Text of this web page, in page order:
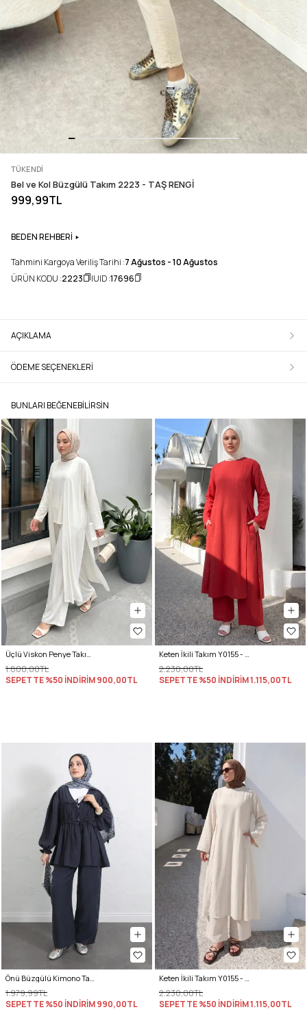
TÜKENDI
Bel ve Kol Büzgülü Takım 2223 - TAŞ RENGİ
999,99TL
BEDEN REHBERİ
Tahmini Kargoya Veriliş Tarihi :7 Ağustos - 10 Ağustos
ÜRÜN KODU :2223 UID :17696
AÇIKLAMA
ÖDEME SEÇENEKLERI
BUNLARI BEĞENEBILIRSIN
Üçlü Viskon Penye Takım 13205 - KREM
1.800,00TL
SEPETTE %50 İNDİRİM900,00TL
Keten İkili Takım Y0155 - KIRMIZI
2.230,00TL
SEPETTE %50 İNDİRİM1.115,00TL
Önü Büzgülü Kimono Takım Y0102 - LACİVERT
1.979,99TL
SEPETTE %50 İNDİRİM990,00TL
Keten İkili Takım Y0155 - EKRU
2.230,00TL
SEPETTE %50 İNDİRİM1.115,00TL